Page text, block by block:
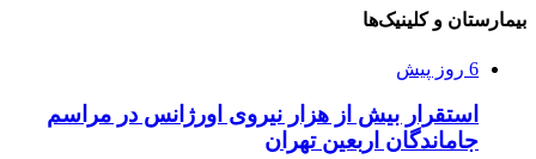
بیمارستان و کلینیک‌ها
6 روز پیش
استقرار بیش از هزار نیروی اورژانس در مراسم
جاماندگان اربعین تهران